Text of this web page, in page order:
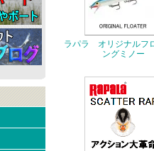
ラパラ オリジナルフ
ングミノー